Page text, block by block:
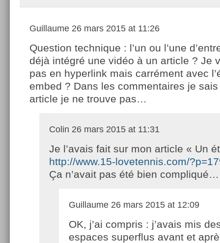
Guillaume 26 mars 2015 at 11:26
Question technique : l’un ou l’une
déjà intégré une vidéo à un article ? Je
pas en hyperlink mais carrément avec
embed ? Dans les commentaires je
article je ne trouve pas…
Colin 26 mars 2015 at 11:31
Je l’avais fait sur mon article « Un
http://www.15-lovetennis.com/
Ça n’avait pas été bien compliqué…
Guillaume 26 mars 2015 at 12:09
OK, j’ai compris : j’avais mis
espaces superflus avant et